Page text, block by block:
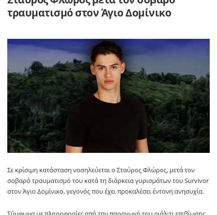
τραυματισμό στον Άγιο Δομίνικο
Σε κρίσιμη κατάσταση νοσηλεύεται ο Σταύρος Φλώρος, μετά τον
σοβαρό τραυματισμό του κατά τη διάρκεια γυρισμάτων του Survivor
στον Άγιο Δομίνικο, γεγονός που έχει προκαλέσει έντονη ανησυχία.